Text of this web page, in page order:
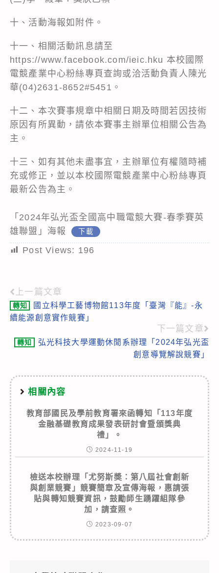
十、活動海報如附件。
十一、相關活動訊息請至
https://www.facebook.com/ieic.hku 本校國際
電競產業中心粉絲專頁查詢或洽活動負責人陳光
華(04)2631-8652#5451。
十二、本次賽事規章中相關日期及時間若因技術
原因有所異動，請依本賽事主辦單位相關公告為
主。
十三、如有其他未盡事宜，主辦單位有權隨時補
充或修正，並以本校國際電競產業中心粉絲專頁
最新公告為主。
「2024年弘光盃全國高中職電競大賽-春季賽英
雄聯盟」海報
下載
Post Views: 196
Read
more
上一篇文章
轉知
國立科學工藝博物館113年度「臺灣『能』-永
續能源創意實作競賽」
下一篇文章
轉知
弘光科技大學運動休閒系辦理「2024年弘光盃
創意導覽解說競賽」
相關內容
教育部國民及學前教育署來函轉知「113年度
金融基礎教育成果發表研討會暨頒獎典
禮」。
2024-11-19
檢送本校辦理「尤努斯奬：第八屆社會創新
與創業競賽」競賽簡章及宣傳海報，惠請張
貼與轉知競賽資訊，鼓勵師生踴躍組隊參
加，請查照。
2023-09-07